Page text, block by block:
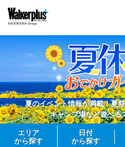
夏のイベント情報が満載！夏
キャンプ場など遊べる
エリア
から探す
日付
から探す